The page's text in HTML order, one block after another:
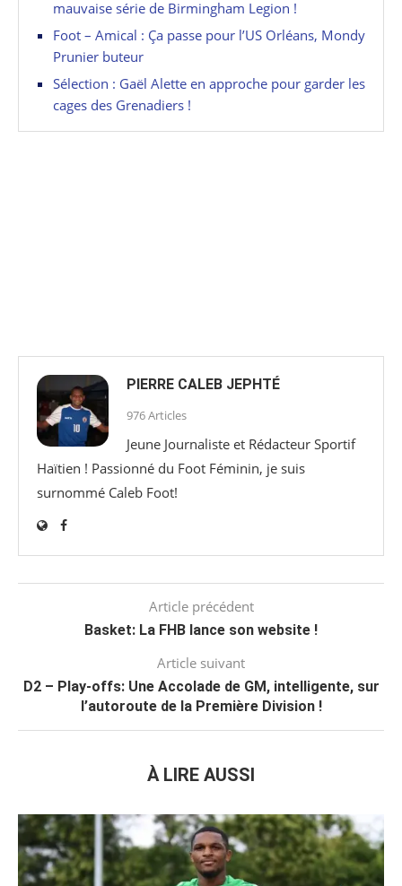
mauvaise série de Birmingham Legion !
Foot – Amical : Ça passe pour l’US Orléans, Mondy
Prunier buteur
Sélection : Gaël Alette en approche pour garder les
cages des Grenadiers !
PIERRE CALEB JEPHTÉ
976 Articles
Jeune Journaliste et Rédacteur Sportif
Haïtien ! Passionné du Foot Féminin, je suis
surnommé Caleb Foot!
Article précédent
Basket: La FHB lance son website !
Article suivant
D2 – Play-offs: Une Accolade de GM, intelligente, sur
l’autoroute de la Première Division !
À LIRE AUSSI